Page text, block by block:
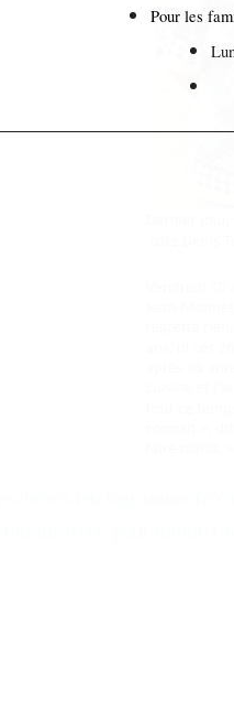
Pour les